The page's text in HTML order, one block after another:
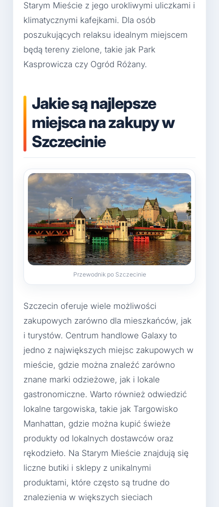
Starym Mieście z jego urokliwymi uliczkami i
klimatycznymi kafejkami. Dla osób
poszukujących relaksu idealnym miejscem
będą tereny zielone, takie jak Park
Kasprowicza czy Ogród Różany.
Jakie są najlepsze
miejsca na zakupy w
Szczecinie
Przewodnik po Szczecinie
Szczecin oferuje wiele możliwości
zakupowych zarówno dla mieszkańców, jak
i turystów. Centrum handlowe Galaxy to
jedno z największych miejsc zakupowych w
mieście, gdzie można znaleźć zarówno
znane marki odzieżowe, jak i lokale
gastronomiczne. Warto również odwiedzić
lokalne targowiska, takie jak Targowisko
Manhattan, gdzie można kupić świeże
produkty od lokalnych dostawców oraz
rękodzieło. Na Starym Mieście znajdują się
liczne butiki i sklepy z unikalnymi
produktami, które często są trudne do
znalezienia w większych sieciach